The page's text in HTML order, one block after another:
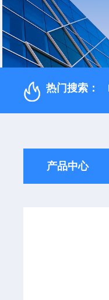
热门搜索：
产品中心